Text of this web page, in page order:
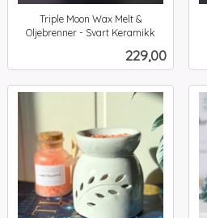
Triple Moon Wax Melt &
Oljebrenner - Svart Keramikk
Pris
229,00